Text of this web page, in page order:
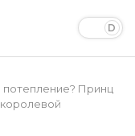
Принц